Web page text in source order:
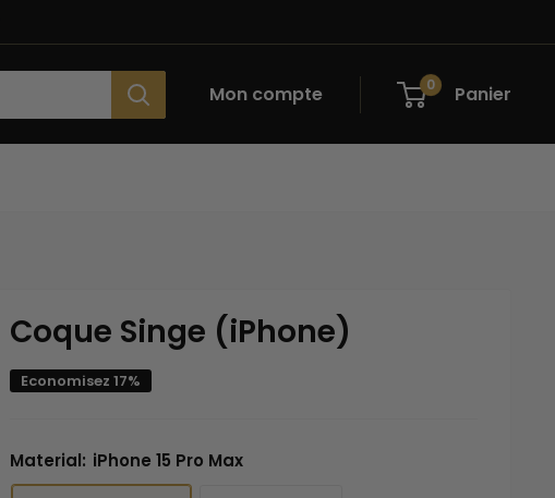
Mon compte 0 Panier
Coque Singe (iPhone)
Economisez 17%
Material: iPhone 15 Pro Max